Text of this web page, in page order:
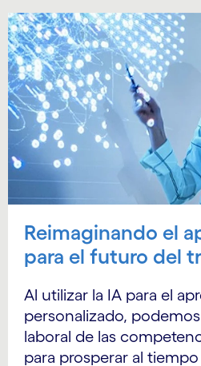
Reimaginando el
para el futuro del
Al utilizar la IA para el
personalizado,
laboral de las
para prosperar al